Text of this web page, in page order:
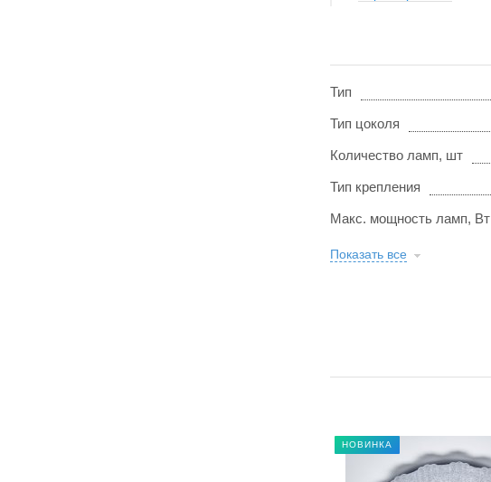
Тип
Тип цоколя
Количество ламп, шт
Тип крепления
Макс. мощность ламп, Вт
Показать все
НОВИНКА